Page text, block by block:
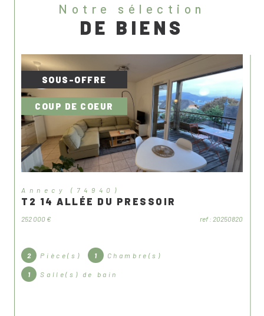
notre sélection
DE BIENS
annecy (74940)
T2 14 ALLÉE DU PRESSOIR
252 000 € ref : 20250820
2 Pièce(s) 1 Chambre(s)
1 Salle(s) de bain
SOUS-OFFRE
COUP DE COEUR